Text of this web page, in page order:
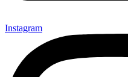
Instagram